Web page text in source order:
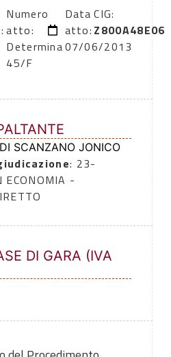
Numero
atto:
Determina
45/F
Data
atto:
07/06/2013
CIG:
Z800A48E06
SCANZANO JONICO
: 23-
ECONOMIA -
DI GARA (IVA